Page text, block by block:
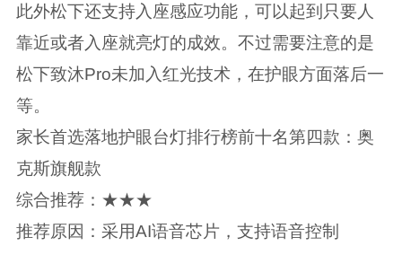
此外松下还支持入座感应功能，可以起到只要人
靠近或者入座就亮灯的成效。不过需要注意的是
松下致沐Pro未加入红光技术，在护眼方面落后一
等。
家长首选落地护眼台灯排行榜前十名第四款：奥
克斯旗舰款
综合推荐：★★★
推荐原因：采用AI语音芯片，支持语音控制